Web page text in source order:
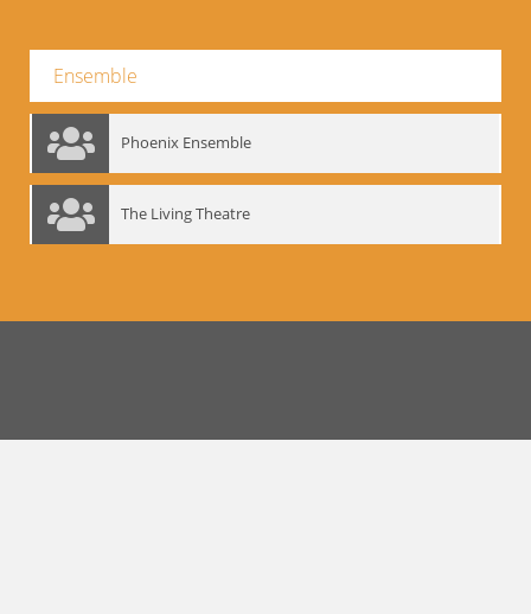
Ensemble
Phoenix Ensemble
The Living Theatre